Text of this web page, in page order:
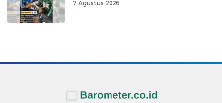
7 Agustus 2026